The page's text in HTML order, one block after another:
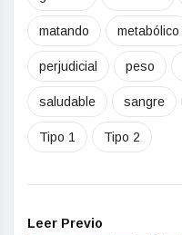
matando metabólico
perjudicial peso
saludable sangre
Tipo 1 Tipo 2
Leer Previo